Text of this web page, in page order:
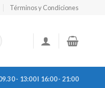
Términos y Condiciones
- 13:00 I 16:00 - 21:00